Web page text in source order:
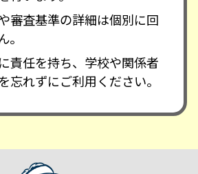
審査基準の詳細は個別に回
。
責任を持ち、学校や関係者
忘れずにご利用ください。